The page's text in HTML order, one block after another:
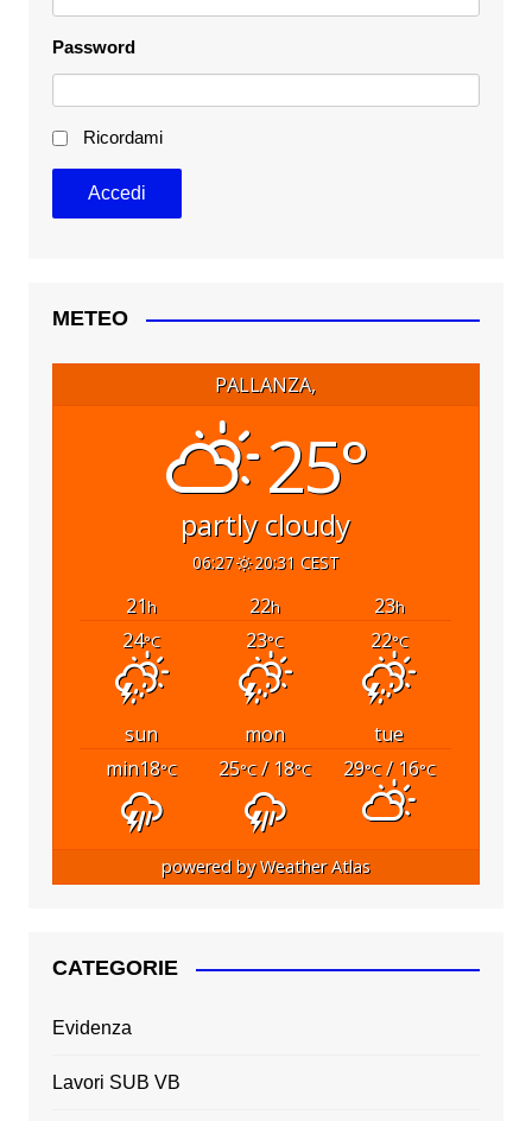
Password
Ricordami
METEO
PALLANZA,
25°
partly cloudy
06:27 20:31 CEST
21h 22h 23h
24°C 23°C 22°C
sun mon
tue
min18°C 25°C/ 18°C 29°C/ 16°C
powered byWeather Atlas
CATEGORIE
Evidenza
Lavori SUB VB